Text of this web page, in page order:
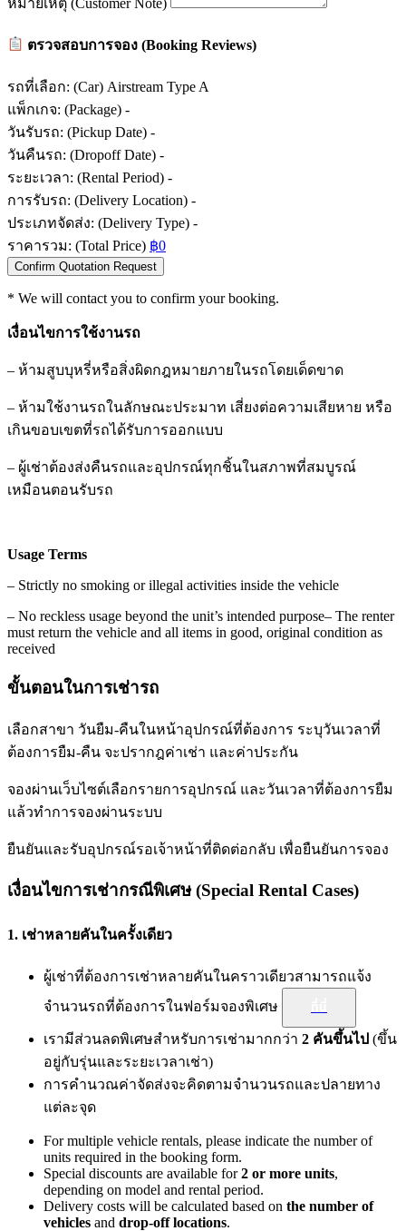
ตรวจสอบการจอง (Booking Reviews)
รถที่เลือก: (Car) Airstream Type A
แพ็กเกจ: (Package) -
วันรับรถ: (Pickup Date) -
วันคืนรถ: (Dropoff Date) -
ระยะเวลา: (Rental Period) -
การรับรถ: (Delivery Location) -
ประเภทจัดส่ง: (Delivery Type) -
ราคารวม: (Total Price) ฿0
Confirm Quotation Request
* We will contact you to confirm your booking.
เงื่อนไขการใช้งานรถ
– ห้ามสูบบุหรี่หรือสิ่งผิดกฎหมายภายในรถโดยเด็ดขาด
– ห้ามใช้งานรถในลักษณะประมาท เสี่ยงต่อความเสียหาย หรือ
เกินขอบเขตที่รถได้รับการออกแบบ
– ผู้เช่าต้องส่งคืนรถและอุปกรณ์ทุกชิ้นในสภาพที่สมบูรณ์
เหมือนตอนรับรถ
Usage Terms
– Strictly no smoking or illegal activities inside the vehicle
– No reckless usage beyond the unit’s intended purpose– The renter
must return the vehicle and all items in good, original condition as
received
ขั้นตอนในการเช่ารถ
เลือกสาขา วันยืม-คืนในหน้าอุปกรณ์ที่ต้องการ ระบุวันเวลาที่
ต้องการยืม-คืน จะปรากฎค่าเช่า และค่าประกัน
จองผ่านเว็บไซต์เลือกรายการอุปกรณ์ และวันเวลาที่ต้องการยืม
แล้วทำการจองผ่านระบบ
ยืนยันและรับอุปกรณ์รอเจ้าหน้าที่ติดต่อกลับ เพื่อยืนยันการจอง
เงื่อนไขการเช่ากรณีพิเศษ (Special Rental Cases)
1. เช่าหลายคันในครั้งเดียว
ผู้เช่าที่ต้องการเช่าหลายคันในคราวเดียวสามารถแจ้ง
จำนวนรถที่ต้องการในฟอร์มจองพิเศษ
เรามีส่วนลดพิเศษสำหรับการเช่ามากกว่า 2 คันขึ้นไป (ขึ้น
อยู่กับรุ่นและระยะเวลาเช่า)
การคำนวณค่าจัดส่งจะคิดตามจำนวนรถและปลายทาง
แต่ละจุด
For multiple vehicle rentals, please indicate the number of
units required in the booking form.
Special discounts are available for2 or more units,
depending on model and rental period.
Delivery costs will be calculated based on the number of
vehicles and drop-off locations.